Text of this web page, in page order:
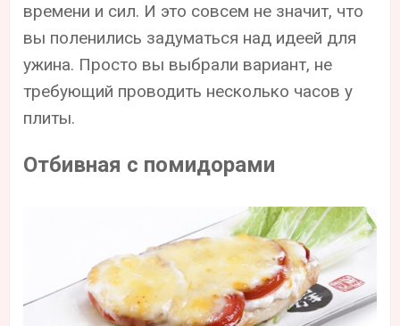
времени и сил. И это совсем не значит, что
вы поленились задуматься над идеей для
ужина. Просто вы выбрали вариант, не
требующий проводить несколько часов у
плиты.
Отбивная с помидорами